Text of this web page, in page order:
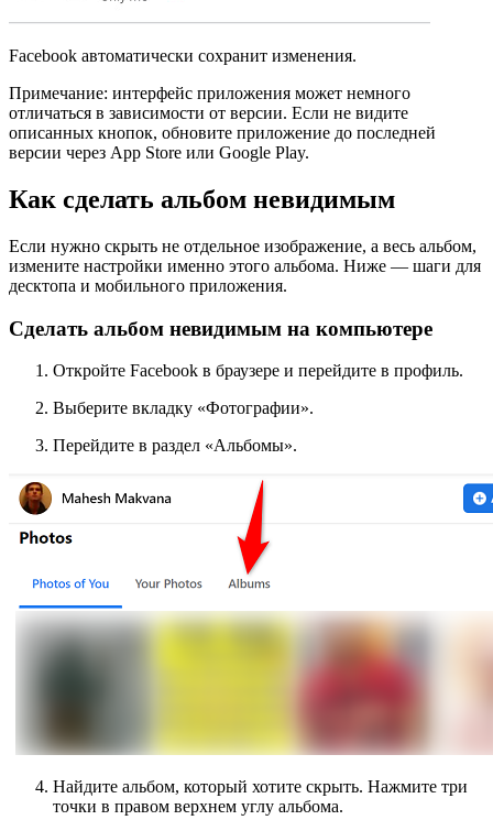
Facebook автоматически сохранит изменения.
Примечание: интерфейс приложения может немного
отличаться в зависимости от версии. Если не видите
описанных кнопок, обновите приложение до последней
версии через App Store или Google Play.
Как сделать альбом невидимым
Если нужно скрыть не отдельное изображение, а весь альбом,
измените настройки именно этого альбома. Ниже — шаги для
десктопа и мобильного приложения.
Сделать альбом невидимым на компьютере
Откройте Facebook в браузере и перейдите в профиль.
Выберите вкладку «Фотографии».
Перейдите в раздел «Альбомы».
Найдите альбом, который хотите скрыть. Нажмите три
точки в правом верхнем углу альбома.